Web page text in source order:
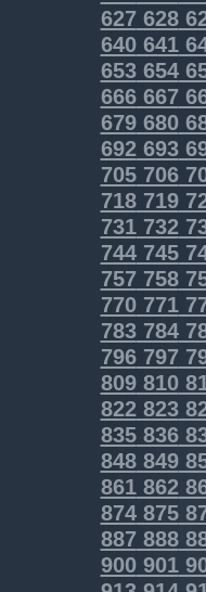
627628
640641
653654
666667
679680
692693
705706
718719
731732
744745
757758
770771
783784
796797
809810
822823
835836
848849
861862
874875
887888
900901